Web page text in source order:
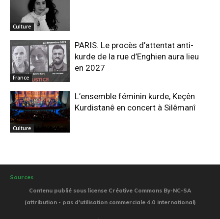
Culture
France
PARIS. Le procès d’attentat anti-
kurde de la rue d’Enghien aura lieu
en 2027
Culture
L’ensemble féminin kurde, Keçên
Kurdistanê en concert à Silêmanî
Sources
Contenu publié sous license Créative Commons By-NC-SA
(attribution - pas d'utilisation commerciale 4.0 international)